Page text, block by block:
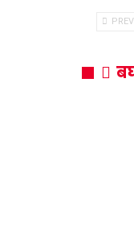
PREV